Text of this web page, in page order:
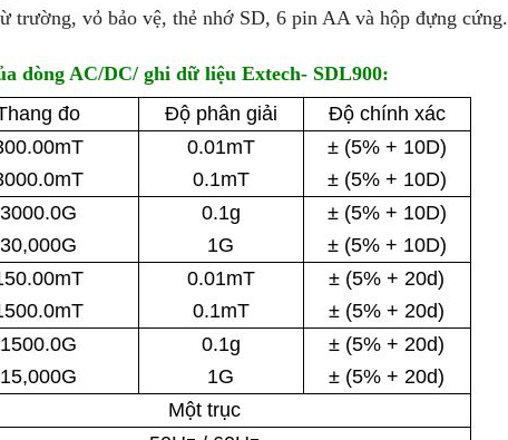
trường, vỏ bảo vệ, thẻ nhớ SD, 6 pin AA và hộp đựng cứng.
dòng AC/DC/ ghi dữ liệu Extech- SDL900:
đo Độ phân giải Độ chính xác
0.01mT
± (5% + 10D)
0.1mT ± (5% + 10D)
3000.0G 0.1g
± (5% + 10D)
30,000G
1G ± (5% + 10D)
0.01mT
± (5% + 20d)
0.1mT ± (5% + 20d)
1500.0G 0.1g
± (5% + 20d)
15,000G
1G
± (5% + 20d)
Một trục